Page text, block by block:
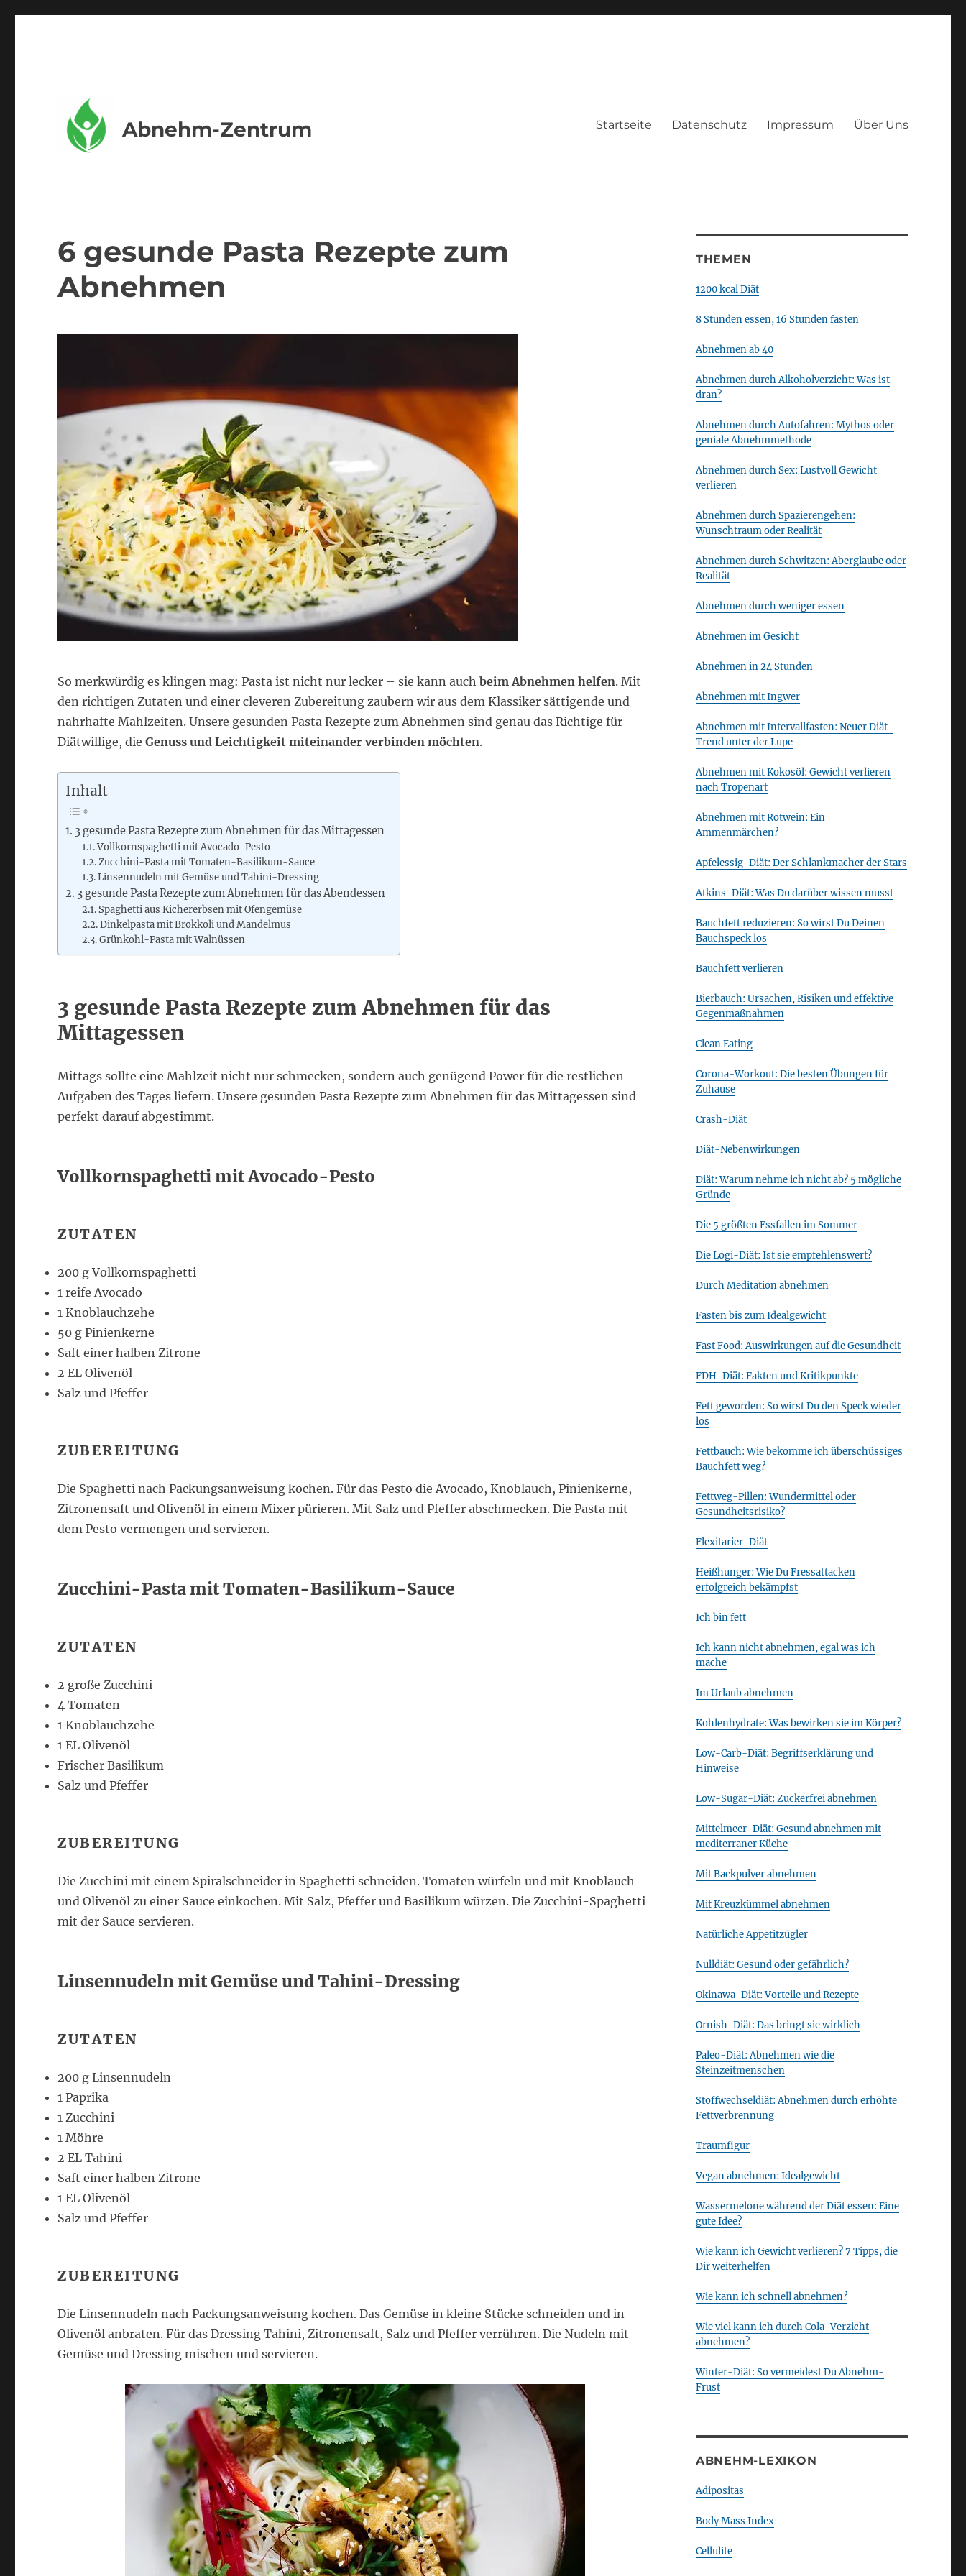
Abnehm-Zentrum Startseite Datenschutz Impressum Über Uns
6 gesunde Pasta Rezepte zum
Abnehmen
So merkwürdig es klingen mag: Pasta ist nicht nur lecker – sie kann auchbeim Abnehmen helfen. Mit
den richtigen Zutaten und einer cleveren Zubereitung zaubern wir aus dem Klassiker sättigende und
nahrhafte Mahlzeiten. Unsere gesunden Pasta Rezepte zum Abnehmen sind genau das Richtige für
Diätwillige, dieGenuss und Leichtigkeit miteinander verbinden möchten.
Inhalt
3 gesunde Pasta Rezepte zum Abnehmen für das Mittagessen
Vollkornspaghetti mit Avocado-Pesto
Zucchini-Pasta mit Tomaten-Basilikum-Sauce
Linsennudeln mit Gemüse und Tahini-Dressing
3 gesunde Pasta Rezepte zum Abnehmen für das Abendessen
Spaghetti aus Kichererbsen mit Ofengemüse
Dinkelpasta mit Brokkoli und Mandelmus
Grünkohl-Pasta mit Walnüssen
3 gesunde Pasta Rezepte zum Abnehmen für das
Mittagessen
Mittags sollte eine Mahlzeit nicht nur schmecken, sondern auch genügend Power für die restlichen
Aufgaben des Tages liefern. Unsere gesunden Pasta Rezepte zum Abnehmen für das Mittagessen sind
perfekt darauf abgestimmt.
Vollkornspaghetti mit Avocado-Pesto
ZUTATEN
200 g Vollkornspaghetti
1 reife Avocado
1 Knoblauchzehe
50 g Pinienkerne
Saft einer halben Zitrone
2 EL Olivenöl
Salz und Pfeffer
ZUBEREITUNG
Die Spaghetti nach Packungsanweisung kochen. Für das Pesto die Avocado, Knoblauch, Pinienkerne,
Zitronensaft und Olivenöl in einem Mixer pürieren. Mit Salz und Pfeffer abschmecken. Die Pasta mit
dem Pesto vermengen und servieren.
Zucchini-Pasta mit Tomaten-Basilikum-Sauce
ZUTATEN
2 große Zucchini
4 Tomaten
1 Knoblauchzehe
1 EL Olivenöl
Frischer Basilikum
Salz und Pfeffer
ZUBEREITUNG
Die Zucchini mit einem Spiralschneider in Spaghetti schneiden. Tomaten würfeln und mit Knoblauch
und Olivenöl zu einer Sauce einkochen. Mit Salz, Pfeffer und Basilikum würzen. Die Zucchini-Spaghetti
mit der Sauce servieren.
Linsennudeln mit Gemüse und Tahini-Dressing
ZUTATEN
200 g Linsennudeln
1 Paprika
1 Zucchini
1 Möhre
2 EL Tahini
Saft einer halben Zitrone
1 EL Olivenöl
Salz und Pfeffer
ZUBEREITUNG
Die Linsennudeln nach Packungsanweisung kochen. Das Gemüse in kleine Stücke schneiden und in
Olivenöl anbraten. Für das Dressing Tahini, Zitronensaft, Salz und Pfeffer verrühren. Die Nudeln mit
Gemüse und Dressing mischen und servieren.
THEMEN
1200 kcal Diät
8 Stunden essen, 16 Stunden fasten
Abnehmen ab 40
Abnehmen durch Alkoholverzicht: Was ist
dran?
Abnehmen durch Autofahren: Mythos oder
geniale Abnehmmethode
Abnehmen durch Sex: Lustvoll Gewicht
verlieren
Abnehmen durch Spazierengehen:
Wunschtraum oder Realität
Abnehmen durch Schwitzen: Aberglaube oder
Realität
Abnehmen durch weniger essen
Abnehmen im Gesicht
Abnehmen in 24 Stunden
Abnehmen mit Ingwer
Abnehmen mit Intervallfasten: Neuer Diät-
Trend unter der Lupe
Abnehmen mit Kokosöl: Gewicht verlieren
nach Tropenart
Abnehmen mit Rotwein: Ein
Ammenmärchen?
Apfelessig-Diät: Der Schlankmacher der Stars
Atkins-Diät: Was Du darüber wissen musst
Bauchfett reduzieren: So wirst Du Deinen
Bauchspeck los
Bauchfett verlieren
Bierbauch: Ursachen, Risiken und effektive
Gegenmaßnahmen
Clean Eating
Corona-Workout: Die besten Übungen für
Zuhause
Crash-Diät
Diät-Nebenwirkungen
Diät: Warum nehme ich nicht ab? 5 mögliche
Gründe
Die 5 größten Essfallen im Sommer
Die Logi-Diät: Ist sie empfehlenswert?
Durch Meditation abnehmen
Fasten bis zum Idealgewicht
Fast Food: Auswirkungen auf die Gesundheit
FDH-Diät: Fakten und Kritikpunkte
Fett geworden: So wirst Du den Speck wieder
los
Fettbauch: Wie bekomme ich überschüssiges
Bauchfett weg?
Fettweg-Pillen: Wundermittel oder
Gesundheitsrisiko?
Flexitarier-Diät
Heißhunger: Wie Du Fressattacken
erfolgreich bekämpfst
Ich bin fett
Ich kann nicht abnehmen, egal was ich
mache
Im Urlaub abnehmen
Kohlenhydrate: Was bewirken sie im Körper?
Low-Carb-Diät: Begriffserklärung und
Hinweise
Low-Sugar-Diät: Zuckerfrei abnehmen
Mittelmeer-Diät: Gesund abnehmen mit
mediterraner Küche
Mit Backpulver abnehmen
Mit Kreuzkümmel abnehmen
Natürliche Appetitzügler
Nulldiät: Gesund oder gefährlich?
Okinawa-Diät: Vorteile und Rezepte
Ornish-Diät: Das bringt sie wirklich
Paleo-Diät: Abnehmen wie die
Steinzeitmenschen
Stoffwechseldiät: Abnehmen durch erhöhte
Fettverbrennung
Traumfigur
Vegan abnehmen: Idealgewicht
Wassermelone während der Diät essen: Eine
gute Idee?
Wie kann ich Gewicht verlieren? 7 Tipps, die
Dir weiterhelfen
Wie kann ich schnell abnehmen?
Wie viel kann ich durch Cola-Verzicht
abnehmen?
Winter-Diät: So vermeidest Du Abnehm-
Frust
ABNEHM-LEXIKON
Adipositas
Body Mass Index
Cellulite